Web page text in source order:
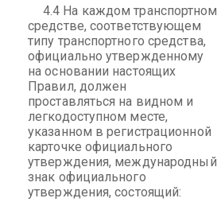
4.4 На каждом транспортном
средстве, соответствующем
типу транспортного средства,
официально утвержденному
на основании настоящих
Правил, должен
проставляться на видном и
легкодоступном месте,
указанном в регистрационной
карточке официального
утверждения, международный
знак официального
утверждения, состоящий: